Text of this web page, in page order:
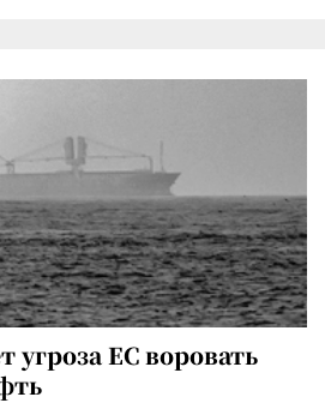
угроза ЕС воровать